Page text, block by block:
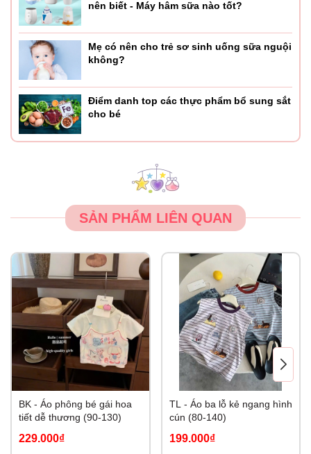
nên biết - Máy hâm sữa nào tốt?
Mẹ có nên cho trẻ sơ sinh uống sữa nguội
không?
Điểm danh top các thực phẩm bổ sung sắt
cho bé
SẢN PHẨM LIÊN QUAN
BK - Áo phông bé gái hoa
tiết dễ thương (90-130)
229.000₫
TL - Áo ba lỗ kẻ ngang hình
cún (80-140)
199.000₫